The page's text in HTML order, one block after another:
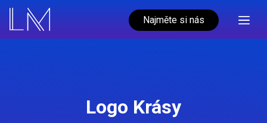
Najměte si nás
Logo Krásy